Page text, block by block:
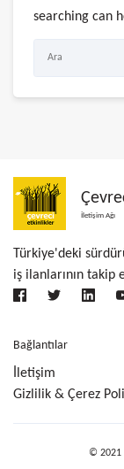
searching can
İletişim Ağı
Türkiye'deki
iş ilanlarının
Bağlantılar
İletişim
Gizlilik & Çerez
© 2021